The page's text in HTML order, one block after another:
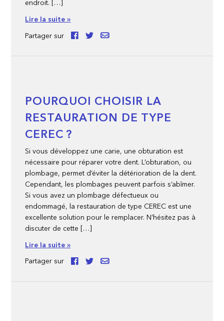
endroit. […]
Lire la suite »
Partager sur
POURQUOI CHOISIR LA
RESTAURATION DE TYPE
CEREC ?
Si vous développez une carie, une obturation est
nécessaire pour réparer votre dent. L’obturation, ou
plombage, permet d’éviter la détérioration de la dent.
Cependant, les plombages peuvent parfois s’abîmer.
Si vous avez un plombage défectueux ou
endommagé, la restauration de type CEREC est une
excellente solution pour le remplacer. N’hésitez pas à
discuter de cette […]
Lire la suite »
Partager sur